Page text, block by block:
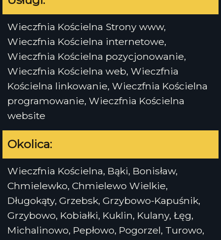
Wieczfnia Kościelna Strony www,
Wieczfnia Kościelna internetowe,
Wieczfnia Kościelna pozycjonowanie,
Wieczfnia Kościelna web, Wieczfnia
Kościelna linkowanie, Wieczfnia Kościelna
programowanie, Wieczfnia Kościelna
website
Okolica:
Wieczfnia Kościelna, Bąki, Bonisław,
Chmielewko, Chmielewo Wielkie,
Długokąty, Grzebsk, Grzybowo-Kapuśnik,
Grzybowo, Kobiałki, Kuklin, Kulany, Łęg,
Michalinowo, Pepłowo, Pogorzel, Turowo,